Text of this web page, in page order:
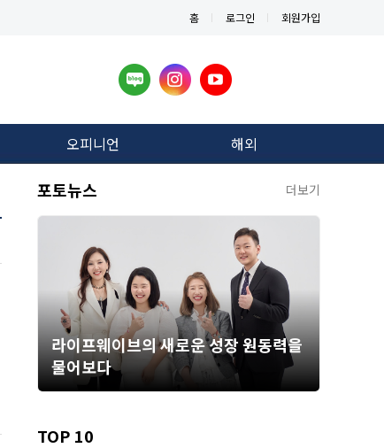
홈 로그인 회원가입
오피니언 해외
포토뉴스 더보기
라이프웨이브의 새로운 성장 원동력을
물어보다
TOP 10